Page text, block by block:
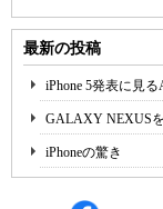
最新の投稿
iPhone 5発表に見
GALAXY NEXUS
iPhoneの驚き